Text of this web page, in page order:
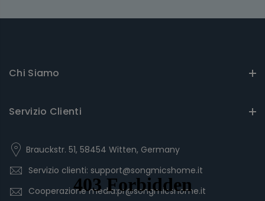
Chi Siamo
Servizio Clienti
Brauckstr. 51, 58454 Witten, Germany
Servizio clienti: support@songmicshome.it
Cooperazione media:pr@songmicshome.it